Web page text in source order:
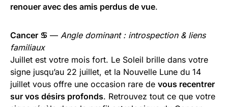
renouer avec des amis perdus de vue.
Cancer ♋ — Angle dominant : introspection & liens
familiaux
Juillet est votre mois fort. Le Soleil brille dans votre
signe jusqu’au 22 juillet, et la Nouvelle Lune du 14
juillet vous offre une occasion rare de vous recentrer
sur vos désirs profonds. Retrouvez tout ce que votre